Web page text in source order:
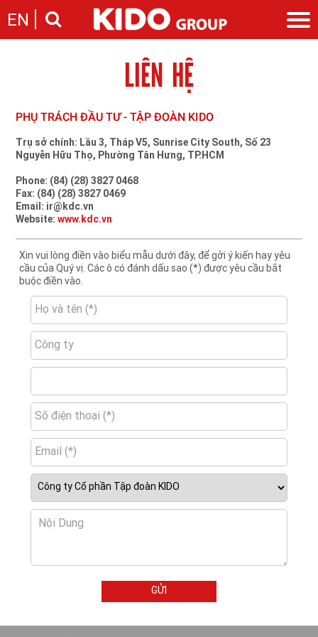
EN
Cam kết của KIDO
Nhà sáng lập
Ngành dầu
Ngành bánh
Tin tức
Tin tức & sự kiện
Thông cáo báo chí của tập đoàn
Nhà đầu tư
Thông điệp
Ban điều hành
Báo cáo
Thông tin cổ phần
Các công ty thành viên
Liên hệ
Nghề nghiệp
Giới thiệu
LIÊN HỆ
PHỤ TRÁCH ĐẦU TƯ - TẬP ĐOÀN KIDO
Trụ sở chính: Lầu 3, Tháp V5, Sunrise City South, Số 23
Nguyễn Hữu Thọ, Phường Tân Hưng, TP.HCM
Phone: (84) (28) 3827 0468
Fax: (84) (28) 3827 0469
Email: ir@kdc.vn
Website:www.kdc.vn
Xin vui lòng điền vào biểu mẫu dưới đây, để gởi ý kiến hay yêu
cầu của Quý vị. Các ô có đánh dấu sao (*) được yêu cầu bắt
buộc điền vào.